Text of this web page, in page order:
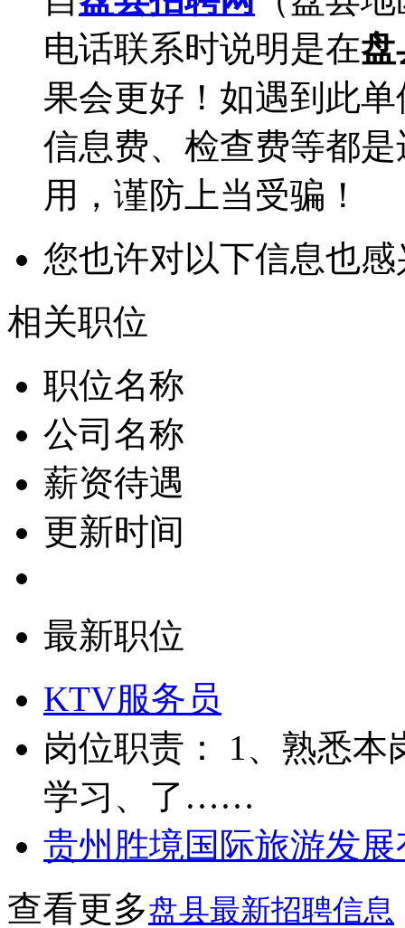
电话联系时说明是在盘
果会更好！如遇到此
信息费、检查费等都
用，谨防上当受骗！
您也许对以下信息也感
相关职位
职位名称
公司名称
薪资待遇
更新时间
最新职位
KTV服务员
岗位职责： 1、熟悉
学习、了……
贵州胜境国际旅游发
查看更多盘县最新招聘信息